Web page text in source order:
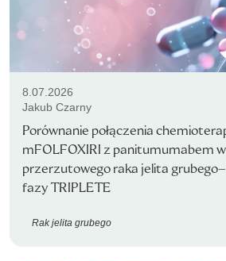
8.07.2026
Jakub Czarny
Porównanie połączenia
mFOLFOXIRI z panitumumabem w
przerzutowego raka jelita
fazy TRIPLETE
Rak jelita grubego